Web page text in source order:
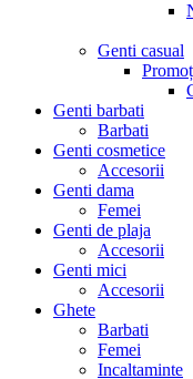
Genti casual
Genti barbati
Barbati
Genti cosmetice
Accesorii
Genti dama
Femei
Genti de plaja
Accesorii
Genti mici
Accesorii
Ghete
Barbati
Femei
Incaltaminte